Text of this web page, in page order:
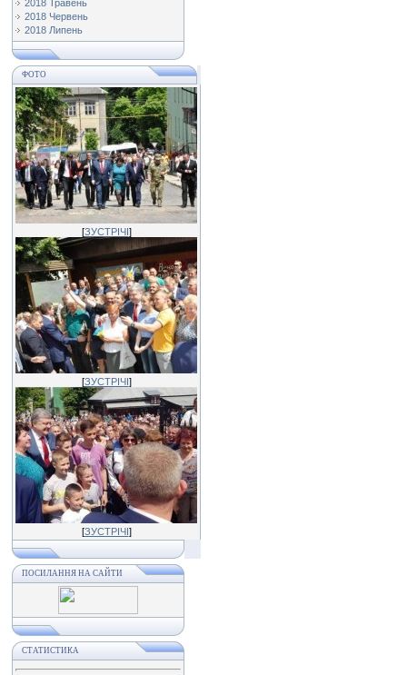
2018 Травень
2018 Червень
2018 Липень
ФОТО
[ЗУСТРІЧІ]
[ЗУСТРІЧІ]
[ЗУСТРІЧІ]
ПОСИЛАННЯ НА САЙТИ
СТАТИСТИКА